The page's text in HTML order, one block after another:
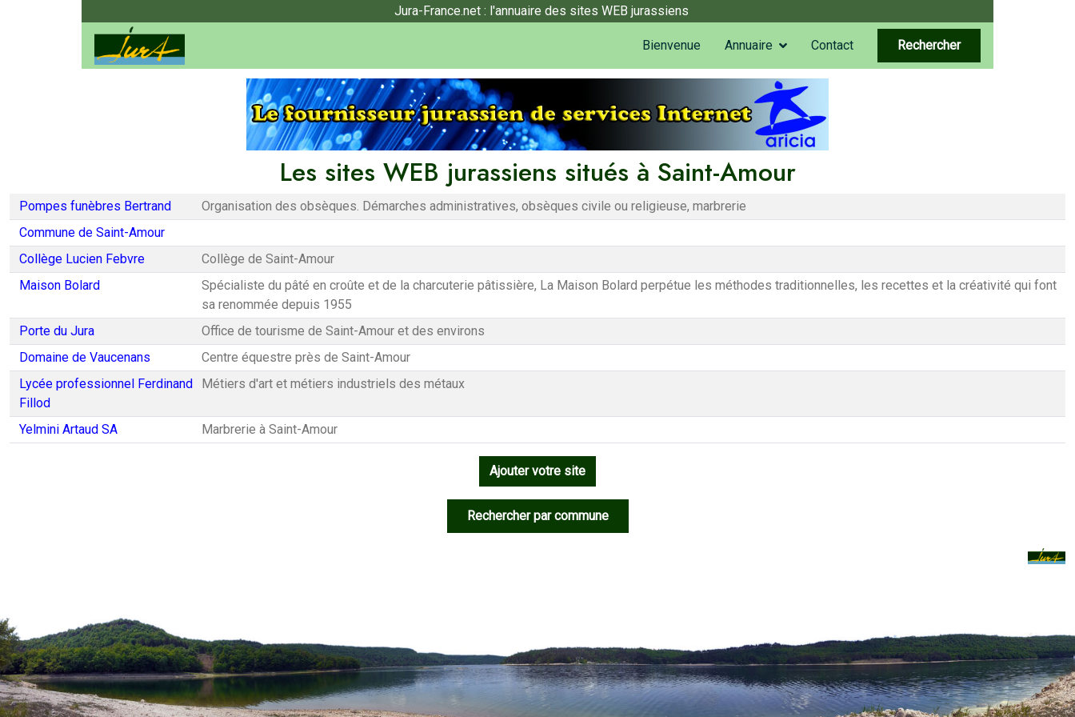
Jura-France.net : l'annuaire des sites WEB jurassiens
Bienvenue Annuaire Contact Rechercher
Les sites WEB jurassiens situés à Saint-Amour
Pompes funèbres Bertrand
Organisation des obsèques. Démarches administratives, obsèques civile ou religieuse, marbrerie
Commune de Saint-Amour
Collège Lucien Febvre
Collège de Saint-Amour
Maison Bolard
Spécialiste du pâté en croûte et de la charcuterie pâtissière, La Maison Bolard perpétue les méthodes traditionnelles, les recettes et la créativité qui font
sa renommée depuis 1955
Porte du Jura
Office de tourisme de Saint-Amour et des environs
Domaine de Vaucenans
Centre équestre près de Saint-Amour
Lycée professionnel Ferdinand
Fillod
Métiers d'art et métiers industriels des métaux
Yelmini Artaud SA Marbrerie à Saint-Amour
Ajouter votre site
Rechercher par commune